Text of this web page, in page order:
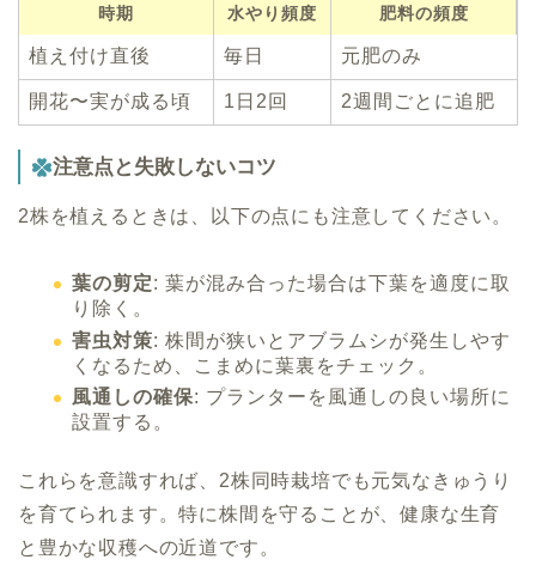
時期 水やり頻度 肥料の頻度
植え付け直後 毎日 元肥のみ
開花〜実が成る頃 1日2回 2週間ごとに追肥
注意点と失敗しないコツ
2株を植えるときは、以下の点にも注意してください。
葉の剪定: 葉が混み合った場合は下葉を適度に取
り除く。
害虫対策: 株間が狭いとアブラムシが発生しやす
くなるため、こまめに葉裏をチェック。
風通しの確保: プランターを風通しの良い場所に
設置する。
これらを意識すれば、2株同時栽培でも元気なきゅうり
を育てられます。特に株間を守ることが、健康な生育
と豊かな収穫への近道です。